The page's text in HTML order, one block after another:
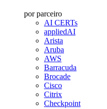
por parceiro
AI CERTs
appliedAI
Arista
Aruba
AWS
Barracuda
Brocade
Cisco
Citrix
Checkpoint